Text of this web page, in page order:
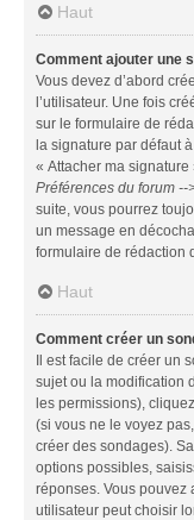
Haut
Comment ajouter une
Vous devez d’abord
l’utilisateur. Une fois
sur le formulaire de
la signature par défaut
« Attacher ma
Préférences du forum
suite, vous pourrez
un message en
formulaire de rédaction
Haut
Comment créer un
Il est facile de créer un
sujet ou la modification
les permissions),
(si vous ne le voyez
créer des sondages).
options possibles,
réponses. Vous pouvez
utilisateur peut choisir